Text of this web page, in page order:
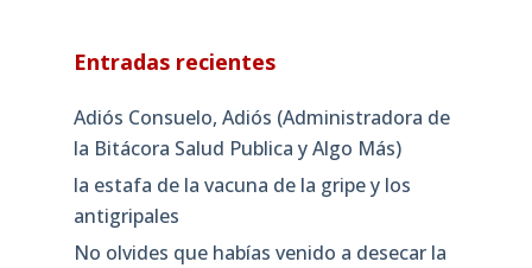
Entradas recientes
Adiós Consuelo, Adiós (Administradora de
la Bitácora Salud Publica y Algo Más)
la estafa de la vacuna de la gripe y los
antigripales
No olvides que habías venido a desecar la